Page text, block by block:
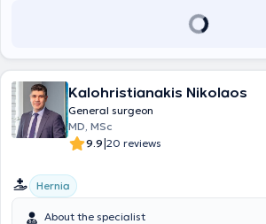
Kalohristianakis Nikolaos
General surgeon
MD, MSc
9.9|20 reviews
Hernia
About the specialist